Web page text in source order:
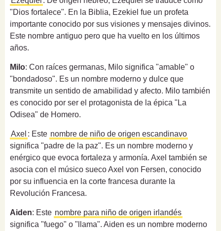
"Dios fortalece". En la Biblia, Ezekiel fue un profeta
importante conocido por sus visiones y mensajes divinos.
Este nombre antiguo pero que ha vuelto en los últimos
años.
Milo: Con raíces germanas, Milo significa "amable" o
"bondadoso". Es un nombre moderno y dulce que
transmite un sentido de amabilidad y afecto. Milo también
es conocido por ser el protagonista de la épica "La
Odisea" de Homero.
Axel : Este nombre de niño de origen escandinavo
significa "padre de la paz". Es un nombre moderno y
enérgico que evoca fortaleza y armonía. Axel también se
asocia con el músico sueco Axel von Fersen, conocido
por su influencia en la corte francesa durante la
Revolución Francesa.
Aiden: Este nombre para niño de origen irlandés
significa "fuego" o "llama". Aiden es un nombre moderno